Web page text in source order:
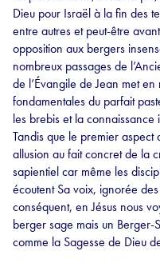
Dieu pour Israël à la fin des
entre autres et peut-être
opposition aux bergers
nombreux passages de
de l’Évangile de Jean met
fondamentales du parfait
les brebis et la
Tandis que le premier aspect
allusion au fait concret de la
sapientiel car même les
écoutent Sa voix, ignorée
conséquent, en Jésus nous
berger sage mais un Berger-
comme la Sagesse de Dieu